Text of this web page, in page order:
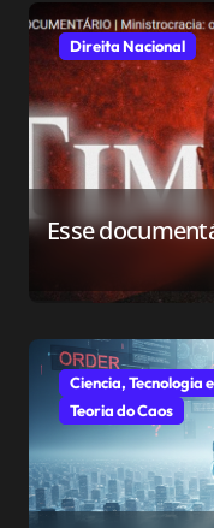
Direita Nacional
Esse
Ciencia, Tecnologia
Teoria do Caos